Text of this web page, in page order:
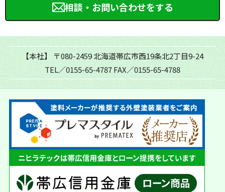
相談・お問い合わせをする
【本社】
〒080-2459 北海道帯広市西19条北2丁目9-24
TEL／0155-65-4787FAX／0155-65-4788